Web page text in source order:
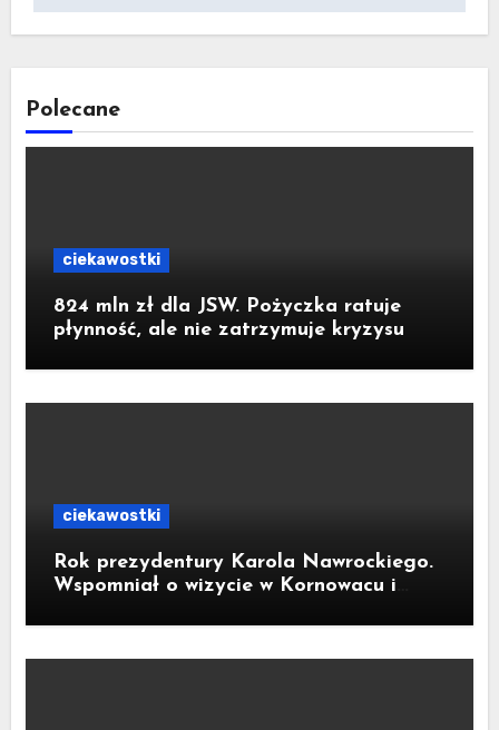
Polecane
ciekawostki
824 mln zł dla JSW. Pożyczka ratuje
płynność, ale nie zatrzymuje kryzysu
ciekawostki
Rok prezydentury Karola Nawrockiego.
Wspomniał o wizycie w Kornowacu i